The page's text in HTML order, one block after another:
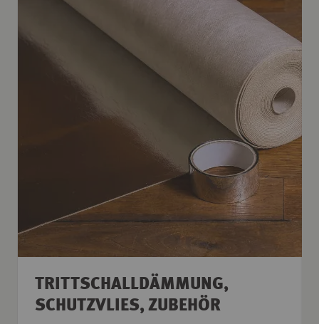
TRITTSCHALLDÄMMUNG,
SCHUTZVLIES, ZUBEHÖR